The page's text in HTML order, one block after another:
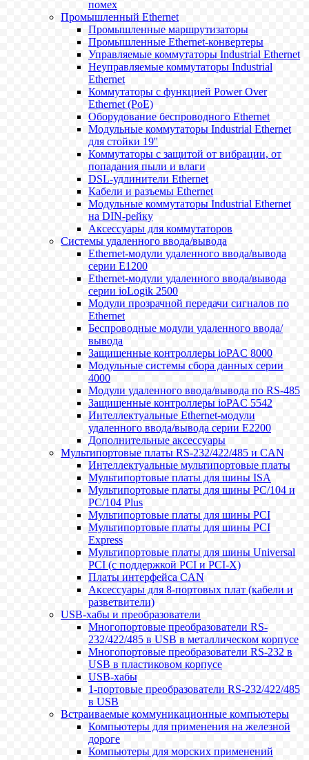
помех
Промышленный Ethernet
Промышленные маршрутизаторы
Промышленные Ethernet-конвертеры
Управляемые коммутаторы Industrial Ethernet
Неуправляемые коммутаторы Industrial
Ethernet
Коммутаторы с функцией Power Over
Ethernet (PoE)
Оборудование беспроводного Ethernet
Модульные коммутаторы Industrial Ethernet
для стойки 19''
Коммутаторы с защитой от вибрации, от
попадания пыли и влаги
DSL-удлинители Ethernet
Кабели и разъемы Ethernet
Модульные коммутаторы Industrial Ethernet
на DIN-рейку
Аксессуары для коммутаторов
Системы удаленного ввода/вывода
Ethernet-модули удаленного ввода/вывода
серии E1200
Ethernet-модули удаленного ввода/вывода
серии ioLogik 2500
Модули прозрачной передачи сигналов по
Ethernet
Беспроводные модули удаленного ввода/
вывода
Защищенные контроллеры ioPAC 8000
Модульные системы сбора данных серии
4000
Модули удаленного ввода/вывода по RS-485
Защищенные контроллеры ioPAC 5542
Интеллектуальные Ethernet-модули
удаленного ввода/вывода серии E2200
Дополнительные аксессуары
Мультипортовые платы RS-232/422/485 и CAN
Интеллектуальные мультипортовые платы
Мультипортовые платы для шины ISA
Мультипортовые платы для шины PC/104 и
PC/104 Plus
Мультипортовые платы для шины PCI
Мультипортовые платы для шины PCI
Express
Мультипортовые платы для шины Universal
PCI (с поддержкой PCI и PCI-X)
Платы интерфейса CAN
Аксессуары для 8-портовых плат (кабели и
разветвители)
USB-хабы и преобразователи
Многопортовые преобразователи RS-
232/422/485 в USB в металлическом корпусе
Многопортовые преобразователи RS-232 в
USB в пластиковом корпусе
USB-хабы
1-портовые преобразователи RS-232/422/485
в USB
Встраиваемые коммуникационные компьютеры
Компьютеры для применения на железной
дороге
Компьютеры для морских применений